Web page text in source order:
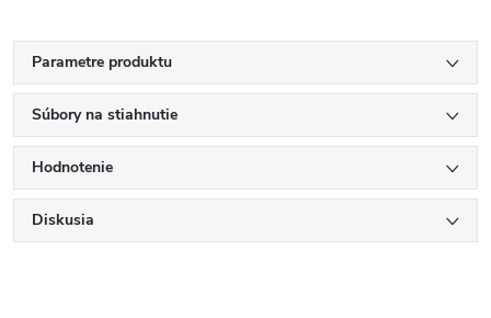
Parametre produktu
Súbory na stiahnutie
Hodnotenie
Diskusia